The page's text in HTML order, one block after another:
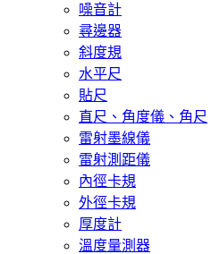
噪音計
尋邊器
斜度規
水平尺
貼尺
直尺、角度儀、角尺
雷射墨線儀
雷射測距儀
內徑卡規
外徑卡規
厚度計
溫度量測器